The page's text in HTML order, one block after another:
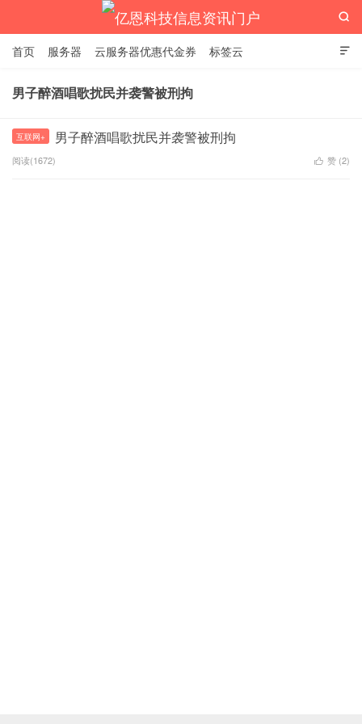
亿恩科技信息资讯门户

首页 服务器 云服务器优惠代金券 标签云

男子醉酒唱歌扰民并袭警被刑拘
互联网+ 男子醉酒唱歌扰民并袭警被刑拘
阅读(1672)  赞 (2)